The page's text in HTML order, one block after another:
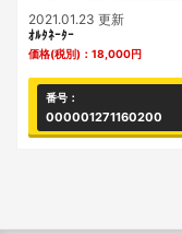
2021.01.23 更新
ｵﾙﾀﾈｰﾀｰ
価格(税別)： 18,000円
番号：
000001271160200